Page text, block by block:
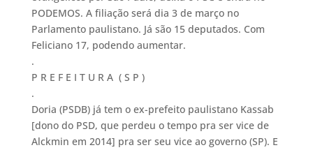
PODEMOS. A filiação será dia 3 de março no
Parlamento paulistano. Já são 15 deputados. Com
Feliciano 17, podendo aumentar.
.
P R E F E I T U R A ( S P )
.
Doria (PSDB) já tem o ex-prefeito paulistano Kassab
[dono do PSD, que perdeu o tempo pra ser vice de
Alckmin em 2014] pra ser seu vice ao governo (SP). E